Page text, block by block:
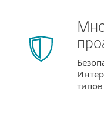
типов